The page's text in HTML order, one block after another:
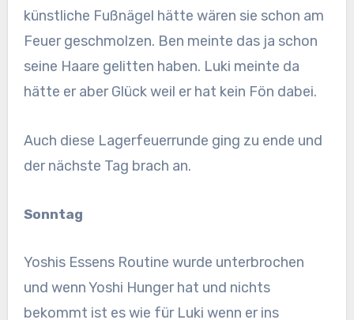
künstliche Fußnägel hätte wären sie schon am
Feuer geschmolzen. Ben meinte das ja schon
seine Haare gelitten haben. Luki meinte da
hätte er aber Glück weil er hat kein Fön dabei.
Auch diese Lagerfeuerrunde ging zu ende und
der nächste Tag brach an.
Sonntag
Yoshis Essens Routine wurde unterbrochen
und wenn Yoshi Hunger hat und nichts
bekommt ist es wie für Luki wenn er ins